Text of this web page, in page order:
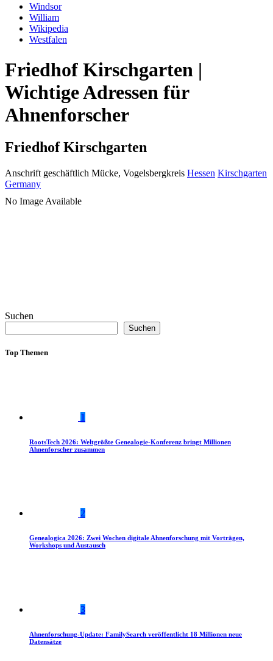
Windsor
William
Wikipedia
Westfalen
Friedhof Kirschgarten |
Wichtige Adressen für
Ahnenforscher
Friedhof Kirschgarten
Anschrift geschäftlich Mücke, Vogelsbergkreis Hessen Kirschgarten
Germany
No Image Available
Suchen
Suchen
Top Themen
1
RootsTech 2026: Weltgrößte Genealogie-Konferenz bringt Millionen
Ahnenforscher zusammen
2
Genealogica 2026: Zwei Wochen digitale Ahnenforschung mit Vorträgen,
Workshops und Austausch
3
Ahnenforschung-Update: FamilySearch veröffentlicht 18 Millionen neue
Datensätze